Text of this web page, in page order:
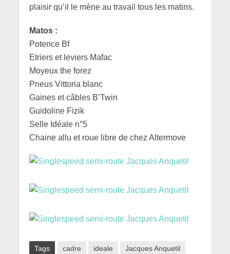
plaisir qu’il le mène au travail tous les matins.
Matos :
Potence Bf
Etriers et leviers Mafac
Moyeux the forez
Pneus Vittoria blanc
Gaines et câbles B’Twin
Guidoline Fizik
Selle Idéale n°5
Chaine allu et roue libre de chez Altermove
Tags cadre ideale Jacques Anquetil